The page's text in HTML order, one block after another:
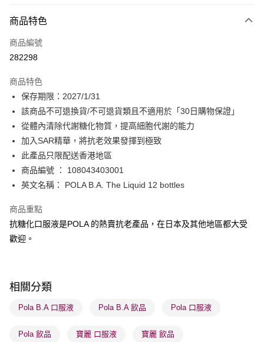
信用卡
Apple Pay
PayMe
WeChat Pay
BoC Pay
送貨方式
順豐自助櫃 - 確認發貨後1-3個工作天送達
順豐站及營業點 - 確認發貨後1-3個工作天送達
每筆HK$65.00，滿HK$300.00或以上免運費
每筆HK$65.00，滿HK$300.00或以上免運費
(香港門市) 只顯示可選門市。確認發貨後2-5個工作天到店，3天內
取。逾期會取消訂單，並不會安排重寄
商品特色
商品編號
282298
商品特色
保存期限：2027/1/31
該商品不可退換貨/不可退貨類且不適用於「30日購物保證」
從體內清除代謝糖化物質，提高細胞代謝的能力
加入SAR精華，將抗老效果發揮到極致
此產品只限配送香港地區
商品編號 ： 108043403001
英文名稱： POLA B.A. The Liquid 12 bottles
商品重點
抗糖化口服液是POLA 的熱賣抗老產品，在日本及其他地區都大受
歡迎。
相關分類
Pola B.A 口服液 Pola B.A 飲品 Pola 口服液
Pola 飲品 寶麗 口服液 寶麗 飲品